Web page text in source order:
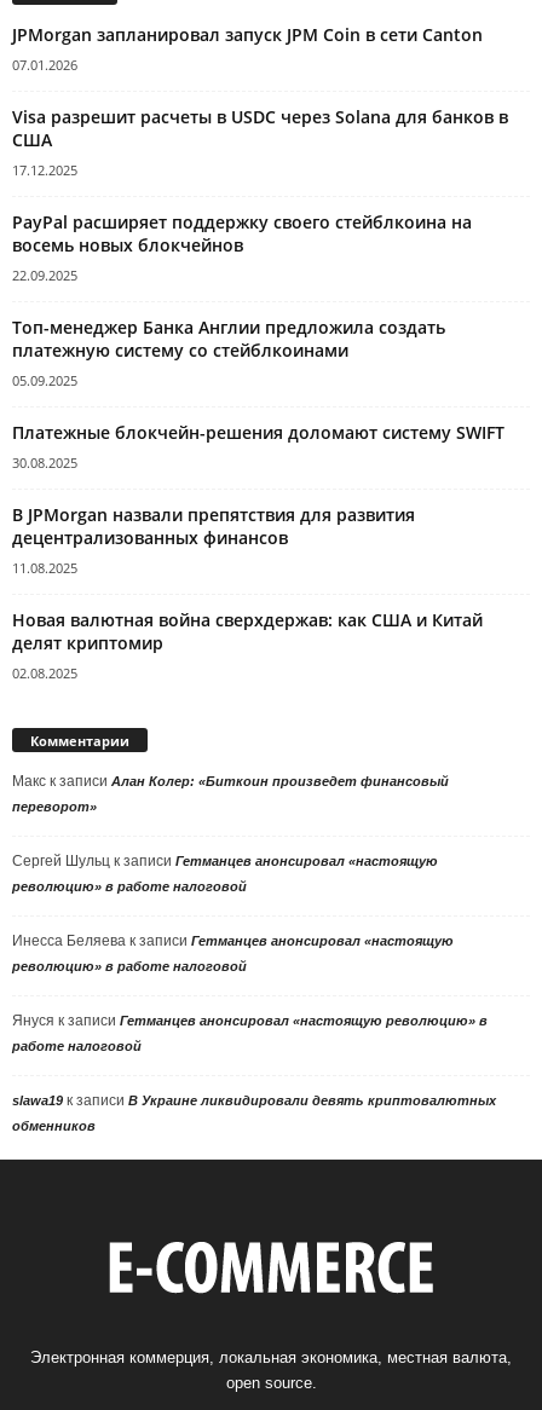
JPMorgan запланировал запуск JPM Coin в сети Canton
07.01.2026
Visa разрешит расчеты в USDC через Solana для банков в
США
17.12.2025
PayPal расширяет поддержку своего стейблкоина на
восемь новых блокчейнов
22.09.2025
Топ-менеджер Банка Англии предложила создать
платежную систему со стейблкоинами
05.09.2025
Платежные блокчейн-решения доломают систему SWIFT
30.08.2025
В JPMorgan назвали препятствия для развития
децентрализованных финансов
11.08.2025
Новая валютная война сверхдержав: как США и Китай
делят криптомир
02.08.2025
Комментарии
Макс к записи Алан Колер: «Биткоин произведет финансовый
переворот»
Сергей Шульц к записи Гетманцев анонсировал «настоящую
революцию» в работе налоговой
Инесса Беляева к записи Гетманцев анонсировал «настоящую
революцию» в работе налоговой
Януся к записи Гетманцев анонсировал «настоящую революцию» в
работе налоговой
slawa19 к записи В Украине ликвидировали девять криптовалютных
обменников
Электронная коммерция, локальная экономика, местная валюта,
open source.